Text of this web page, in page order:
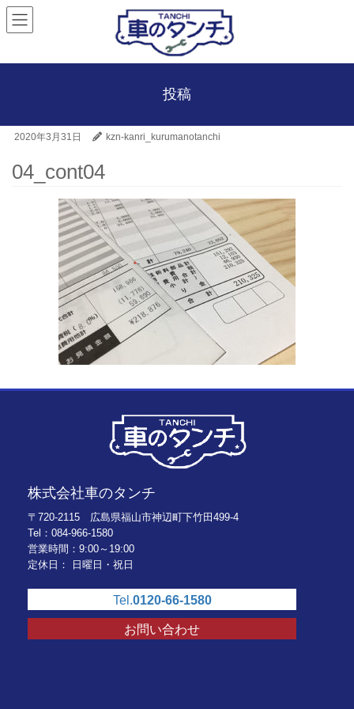
投稿
2020年3月31日 kzn-kanri_kurumanotanchi
04_cont04
株式会社車のタンチ
〒720-2115 広島県福山市神辺町下竹田499-4
Tel：084-966-1580
営業時間：9:00～19:00
定休日： 日曜日・祝日
Tel.0120-66-1580
お問い合わせ